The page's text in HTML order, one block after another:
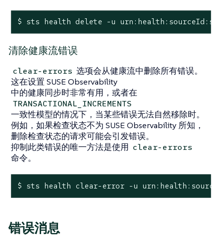
$ sts health delete -u
清除健康流错误
clear-errors 选项会从健康流中删除所有错误。
这在设置 SUSE Observability
中的健康同步时非常有用，或者在
TRANSACTIONAL_INCREMENTS
一致性模型的情况下，当某些错误无法自然移除时。
例如，如果检查状态不为 SUSE Observability 所知，
删除检查状态的请求可能会引发错误。
抑制此类错误的唯一方法是使用 clear-errors
命令。
$ sts health clear-error -u
错误消息